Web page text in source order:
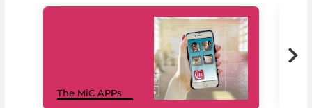
The MiC APPs